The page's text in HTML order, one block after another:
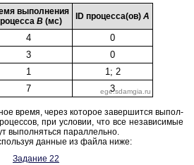
вы­пол­не­ния
B(мс) ID про­цес­са(ов) A
4
0
3
0
1
1; 2
7 3
время, через ко­то­рое за­вер­шит­ся вы­пол­
при усло­вии, что все не­за­ви­си­мые
вы­пол­нять­ся па­рал­лель­но.
дан­ные из файла ниже:
За­да­ние 22